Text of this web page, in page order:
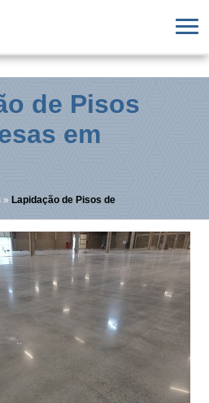
de Pisos
em
» Lapidação de Pisos de